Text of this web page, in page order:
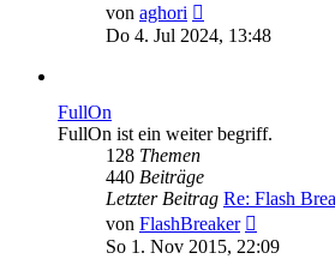
von aghori
Beitrag
Do 4. Jul 2024, 13:48
FullOn
FullOn ist ein weiter begriff.
128 Themen
440 Beiträge
Letzter Beitrag Re: Flash
von FlashBreaker
Beitrag
So 1. Nov 2015, 22:09